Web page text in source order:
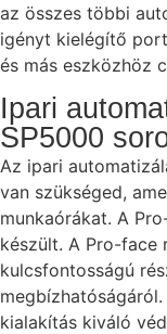
az összes többi
igényt kielégítő
és más eszközhöz
Ipari
SP5000
Az ipari
van szükséged,
munkaórákat. A
készült. A Pro-face
kulcsfontosságú
kialakítás kiváló